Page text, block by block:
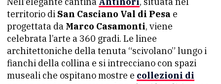
territorio di San Casciano Val di Pesa e
progettata da Marco Casamonti, viene
celebrata l’arte a 360 gradi. Le linee
architettoniche della tenuta “scivolano” lungo i
fianchi della collina e si intrecciano con spazi
museali che ospitano mostre e collezioni di